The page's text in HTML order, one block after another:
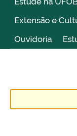
Extensão e
Ouvidoria